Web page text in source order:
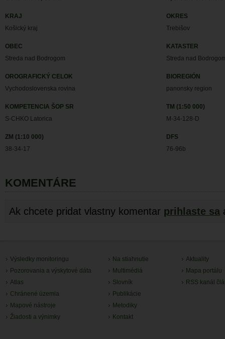
KRAJ
Košický kraj
OKRES
Trebišov
OBEC
Streda nad Bodrogom
KATASTER
Streda nad
OROGRAFICKÝ CELOK
Vychodoslovenska rovina
BIOREGIÓN
panonsky region
KOMPETENCIA ŠOP SR
S-CHKO Latorica
TM (1:50 000)
M-34-128-D
ZM (1:10 000)
38-34-17
DFS
76-96b
KOMENTÁRE
Ak chcete pridat vlastny komentar prihlaste sa
Výsledky monitoringu
Pozorovania a výskytové dáta
Atlas
Chránené územia
Mapové nástroje
Žiadosti a výnimky
Na stiahnutie
Multimédiá
Slovník
Publikácie
Metodiky
Kontakt
Aktuality
Mapa portálu
RSS kanál